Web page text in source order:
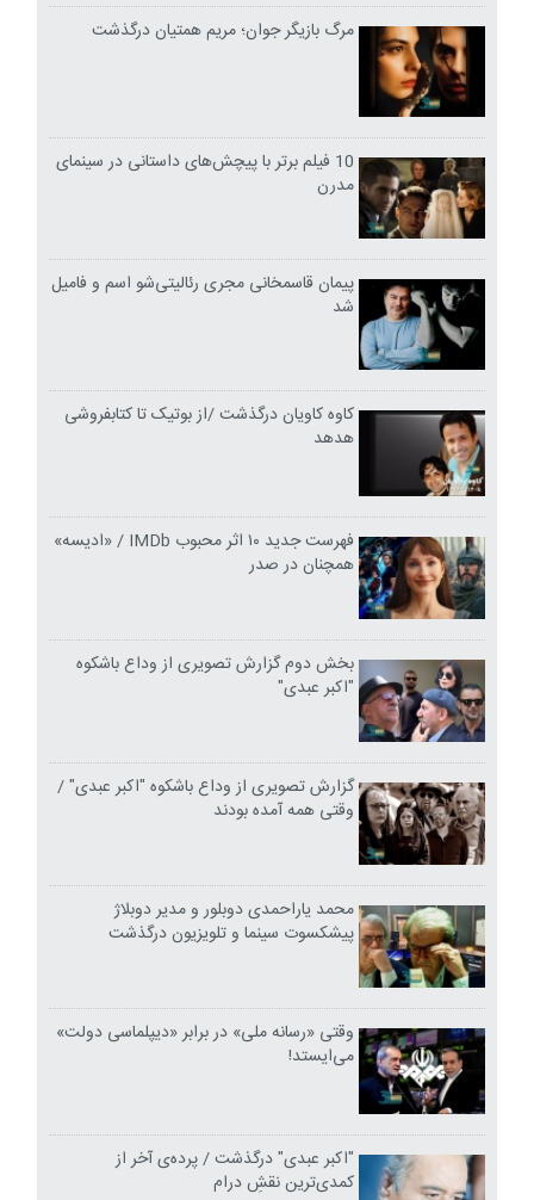
مرگ بازیگر جوان؛ مریم همتیان درگذشت
10 فیلم برتر با پیچش‌های داستانی در سینمای
مدرن
پیمان قاسمخانی مجری رئالیتی‌شو اسم و فامیل
شد
کاوه کاویان درگذشت /از بوتیک تا کتابفروشی
هدهد
فهرست جدید ۱۰ اثر محبوب IMDb / «ادیسه»
همچنان در صدر
بخش دوم گزارش تصویری از وداع باشکوه
"اکبر عبدی"
گزارش تصویری از وداع باشکوه "اکبر عبدی" /
وقتی همه آمده بودند
محمد یاراحمدی دوبلور و مدیر دوبلاژ
پیشکسوت سینما و تلویزیون درگذشت
وقتی «رسانه ملی» در برابر «دیپلماسی دولت»
می‌ایستد!
"اکبر عبدی" درگذشت / پرده‌ی آخر از
کمدی‌ترین نقشِ درام